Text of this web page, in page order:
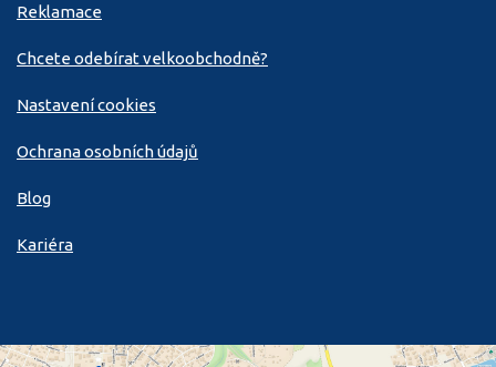
Reklamace
Chcete odebírat velkoobchodně?
Nastavení cookies
Ochrana osobních údajů
Blog
Kariéra